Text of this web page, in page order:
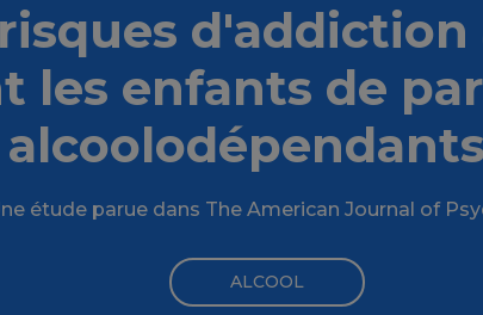
d'addiction
les enfants de
étude parue dans The American Journal of
ALCOOL